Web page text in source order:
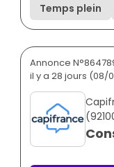
Temps plein
Annonce
il y a 28 jours (08/